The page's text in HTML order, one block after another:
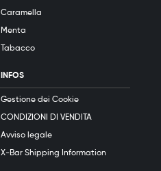
Caramella
Menta
Tabacco
INFOS
Gestione dei Cookie
CONDIZIONI DI VENDITA
Avviso legale
X-Bar Shipping Information